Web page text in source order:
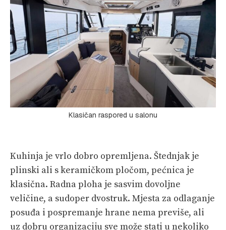
Klasičan raspored u salonu
Kuhinja je vrlo dobro opremljena. Štednjak je
plinski ali s keramičkom pločom, pećnica je
klasična. Radna ploha je sasvim dovoljne
veličine, a sudoper dvostruk. Mjesta za odlaganje
posuđa i pospremanje hrane nema previše, ali
uz dobru organizaciju sve može stati u nekoliko